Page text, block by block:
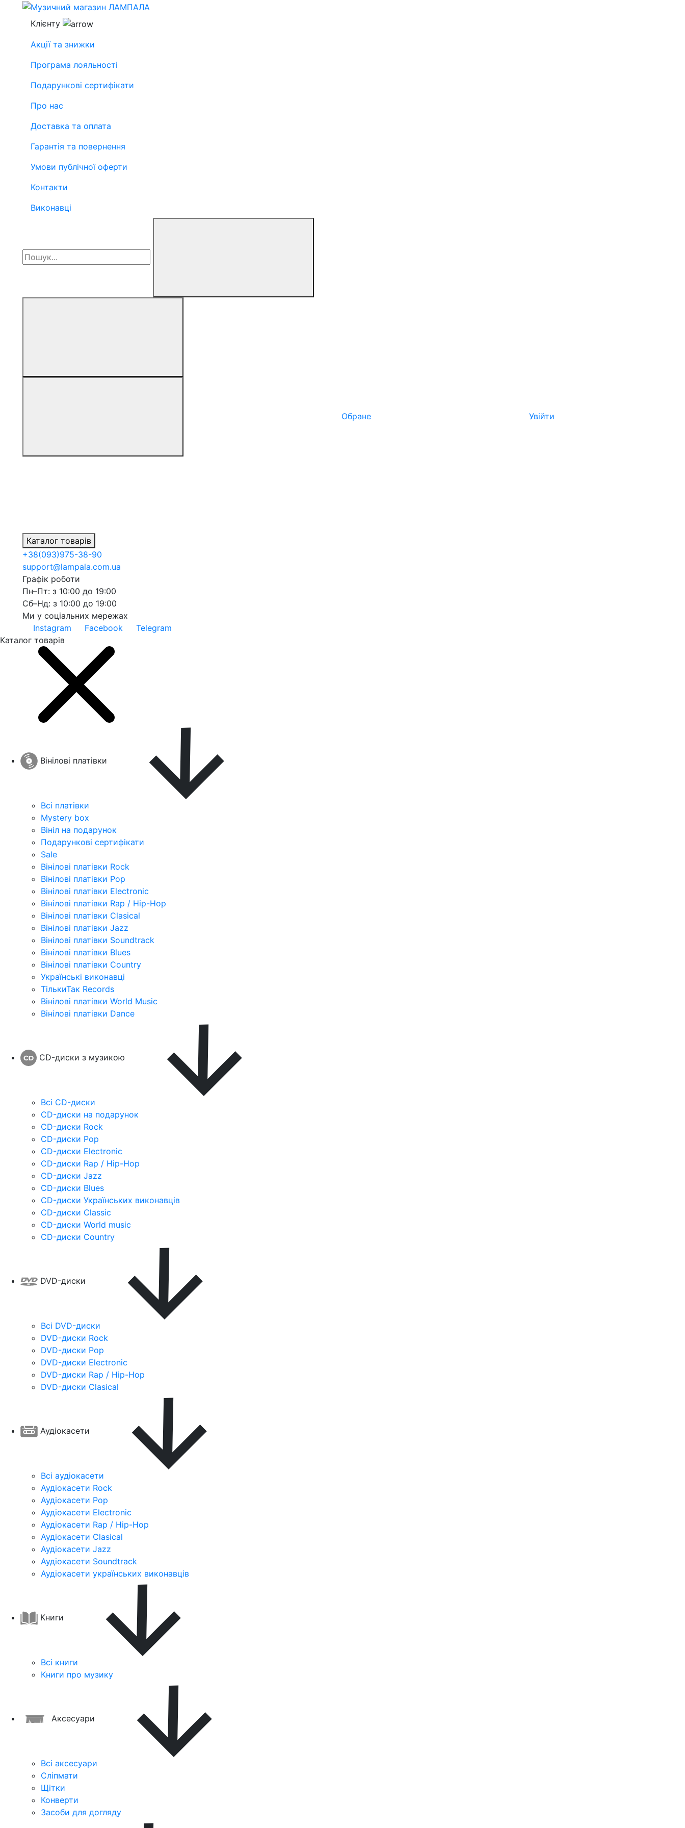
Клієнту
Акції та знижки
Програма лояльності
Подарункові сертифікати
Про нас
Доставка та оплата
Гарантія та повернення
Умови публічної оферти
Контакти
Виконавці
Обране Увійти
Каталог товарів
+38(093)975-38-90
support@lampala.com.ua
Графік роботи
Пн–Пт: з 10:00 до 19:00
Сб–Нд: з 10:00 до 19:00
Ми у соціальних мережах
Instagram
Facebook
Telegram
Каталог товарів
Вінілові платівки
Всі платівки
Mystery box
Вініл на подарунок
Подарункові сертифікати
Sale
Вінілові платівки Rock
Вінілові платівки Pop
Вінілові платівки Electronic
Вінілові платівки Rap / Hip-Hop
Вінілові платівки Clasical
Вінілові платівки Jazz
Вінілові платівки Soundtrack
Вінілові платівки Blues
Вінілові платівки Country
Українські виконавці
ТількиТак Records
Вінілові платівки World Music
Вінілові платівки Dance
CD-диски з музикою
Всі CD-диски
CD-диски на подарунок
CD-диски Rock
CD-диски Pop
CD-диски Electronic
CD-диски Rap / Hip-Hop
CD-диски Jazz
CD-диски Blues
CD-диски Українських виконавців
CD-диски Classic
CD-диски World music
CD-диски Country
DVD-диски
Всі DVD-диски
DVD-диски Rock
DVD-диски Pop
DVD-диски Electronic
DVD-диски Rap / Hip-Hop
DVD-диски Clasical
Аудіокасети
Всі аудіокасети
Аудіокасети Rock
Аудіокасети Pop
Аудіокасети Electronic
Аудіокасети Rap / Hip-Hop
Аудіокасети Clasical
Аудіокасети Jazz
Аудіокасети Soundtrack
Аудіокасети українських виконавців
Книги
Всі книги
Книги про музику
Аксесуари
Всі аксесуари
Сліпмати
Щітки
Конверти
Засоби для догляду